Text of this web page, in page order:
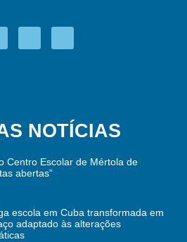
NOTÍCIAS
Centro Escolar de Mértola de
abertas”
escola em Cuba transformada em
adaptado às alterações